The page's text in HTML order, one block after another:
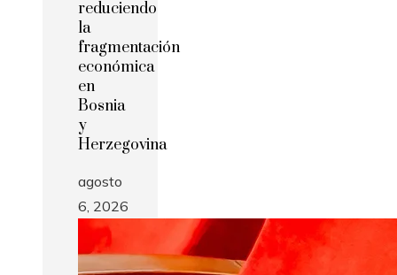
reduciendo
la
fragmentación
económica
en
Bosnia
y
Herzegovina
agosto
6, 2026